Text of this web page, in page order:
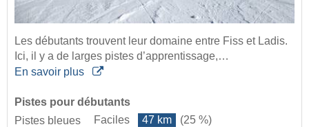
Les débutants trouvent leur domaine entre Fiss et Ladis.
Ici, il y a de larges pistes d’apprentissage,…
En savoir plus
Pistes pour débutants
Pistes bleues
Faciles 47 km
(25 %)